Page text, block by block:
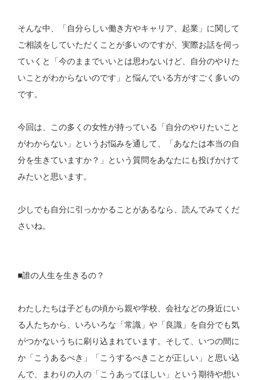
そんな中、「自分らしい働き方やキャリア、起業」に関して
ご相談をしていただくことが多いのですが、実際お話を伺っ
ていくと「今のままでいいとは思わないけど、自分のやりた
いことがわからないのです」と悩んでいる方がすごく多いの
です。
今回は、この多くの女性が持っている「自分のやりたいこと
がわからない」というお悩みを通して、「あなたは本当の自
分を生きていますか？」という質問をあなたにも投げかけて
みたいと思います。
少しでも自分に引っかかることがあるなら、読んでみてくだ
さいね。
■誰の人生を生きるの？
わたしたちは子どもの頃から親や学校、会社などの身近にい
る人たちから、いろいろな「常識」や「良識」を自分でも気
がつかないうちに刷り込まれています。そして、いつの間に
か「こうあるべき」「こうするべきことが正しい」と思い込
んで、まわりの人の「こうあってほしい」という期待や想い